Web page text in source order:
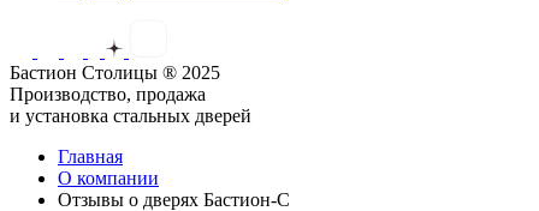
Бастион Столицы ® 2025
Производство, продажа
и установка стальных дверей
Главная
О компании
Отзывы о дверях Бастион-С